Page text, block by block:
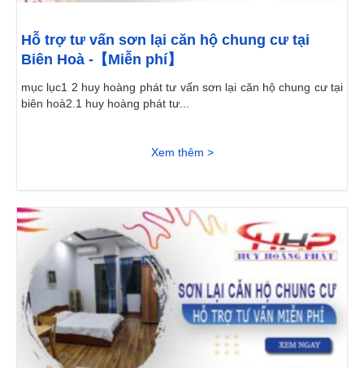
Hỗ trợ tư vấn sơn lại căn hộ chung cư tại
Biên Hoà -【Miễn phí】
mục lục1 2 huy hoàng phát tư vấn sơn lại căn hộ chung cư tại
biên hoà2.1 huy hoàng phát tư...
Xem thêm >